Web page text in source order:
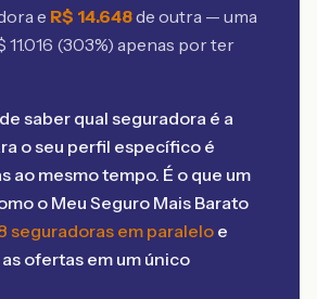
e R$ 14.648de outra — uma
11.016 (303%) apenas por ter
saber qual seguradora é a
o seu perfil específico é
ao mesmo tempo. É o que um
o Meu Seguro Mais Barato
seguradoras em paralelo e
ofertas em um único